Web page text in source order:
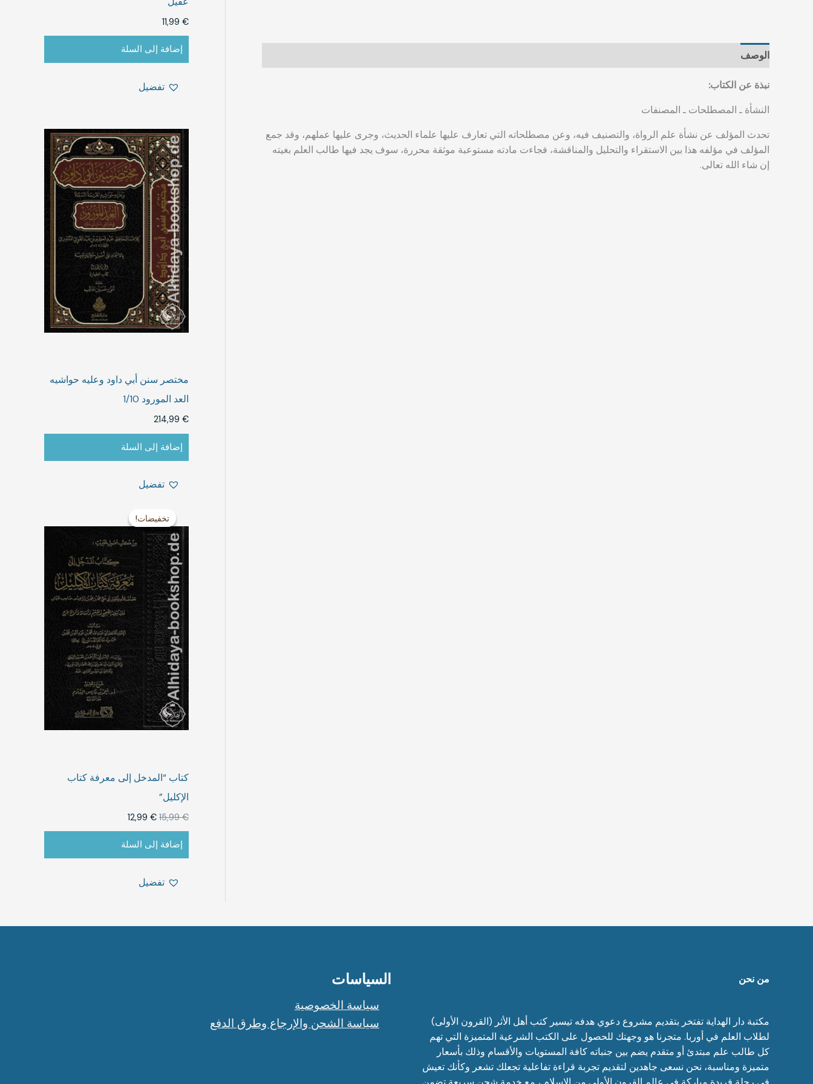
الوصف
نبذة عن الكتاب:
النشأة ـ المصطلحات ـ المصنفات
تحدث المؤلف عن نشأة علم الرواة، والتصنيف فيه، وعن مصطلحاته التي تعارف عليها علماء الحديث، وجرى عليها عملهم، وقد جمع
المؤلف في مؤلفه هذا بين الاستقراء والتحليل والمناقشة، فجاءت مادته مستوعبة موثقة محررة، سوف يجد فيها طالب العلم بغيته
إن شاء الله تعالى.
11,99 €
إضافة إلى السلة
تفضيل
مختصر سنن أبي داود وعليه حواشيه
العد المورود 1/10
214,99 €
إضافة إلى السلة
تفضيل
تخفيضات!
تخفيضات!
كتاب “المدخل إلى معرفة كتاب
الإكليل”
15,99€
س
ع
ر
ا
أ
ص
ل
ي
ه
و
:
1
5
,
9
9
€
.
12,99 €
ر
ح
ا
ل
ي
و
1
9
.
إضافة إلى السلة
تفضيل
من نحن
مكتبة دار الهداية تفتخر بتقديم مشروع دعوي هدفه تيسير كتب أهل الأثر (القرون الأولى)
لطلاب العلم في أوربا. متجرنا هو وجهتك للحصول على الكتب الشرعية المتميزة التي تهم
كل طالب علم مبتدئ أو متقدم يضم بين جنباته كافة المستويات والأقسام وذلك بأسعار
متميزة ومناسبة، نحن نسعى جاهدين لتقديم تجربة قراءة تفاعلية تجعلك تشعر وكأنك تعيش
السياسات
سياسة الخصوصية
سياسة الشحن والإرجاع وطرق الدفع